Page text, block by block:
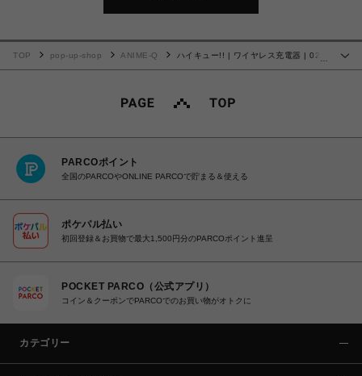
TOP pop-up-shop ANIME-Q
ハイキュー!! | ワイヤレス充電器 | 02.
PARCOポイント
全国のPARCOやONLINE PARCOで貯まる＆使える
ポケパル払い
初回登録＆お買物で最大1,500円分のPARCOポイント進呈
POCKET PARCO（公式アプリ）
コイン＆クーポンでPARCOでのお買い物がオトクに
カテゴリー